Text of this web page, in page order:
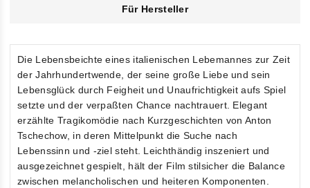
Für Hersteller
Die Lebensbeichte eines italienischen Lebemannes zur Zeit
der Jahrhundertwende, der seine große Liebe und sein
Lebensglück durch Feigheit und Unaufrichtigkeit aufs Spiel
setzte und der verpaßten Chance nachtrauert. Elegant
erzählte Tragikomödie nach Kurzgeschichten von Anton
Tschechow, in deren Mittelpunkt die Suche nach
Lebenssinn und -ziel steht. Leichthändig inszeniert und
ausgezeichnet gespielt, hält der Film stilsicher die Balance
zwischen melancholischen und heiteren Komponenten.